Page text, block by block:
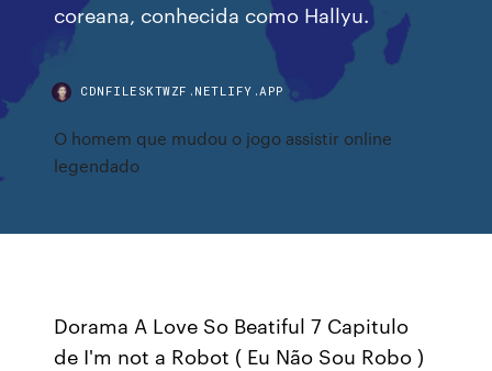
coreana, conhecida como Hallyu.
CDNFILESKTWZF.NETLIFY.APP
O homem que mudou o jogo assistir online
legendado
Dorama A Love So Beatiful 7 Capitulo
de I'm not a Robot ( Eu Não Sou Robo )